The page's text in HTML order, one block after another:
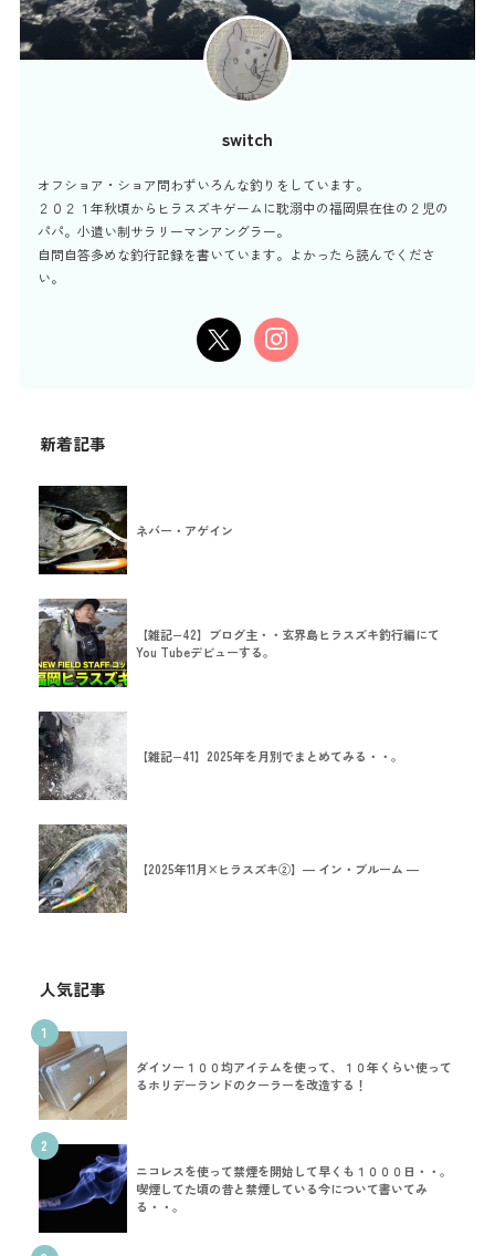
switch
オフショア・ショア問わずいろんな釣りをしています。
２０２１年秋頃からヒラスズキゲームに耽溺中の福岡県在住の２児の
パパ。小遣い制サラリーマンアングラー。
自問自答多めな釣行記録を書いています。よかったら読んでくださ
い。
新着記事
ネバー・アゲイン
【雑記−42】ブログ主・・玄界島ヒラスズキ釣行編にて
You Tubeデビューする。
【雑記−41】2025年を月別でまとめてみる・・。
【2025年11月×ヒラスズキ②】― イン・ブルーム ―
人気記事
1
ダイソー１００均アイテムを使って、１０年くらい使って
るホリデーランドのクーラーを改造する！
2
ニコレスを使って禁煙を開始して早くも１０００日・・。
喫煙してた頃の昔と禁煙している今について書いてみ
る・・。